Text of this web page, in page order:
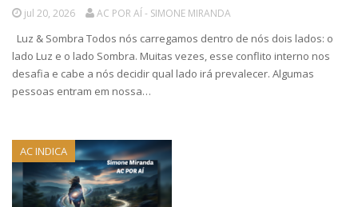
jul 20, 2026 AC POR AÍ - SIMONE MIRANDA
Luz & Sombra Todos nós carregamos dentro de nós dois lados: o
lado Luz e o lado Sombra. Muitas vezes, esse conflito interno nos
desafia e cabe a nós decidir qual lado irá prevalecer. Algumas
pessoas entram em nossa…
AC INDICA